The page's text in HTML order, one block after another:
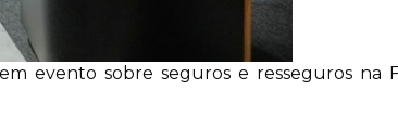
evento sobre seguros e resseguros na